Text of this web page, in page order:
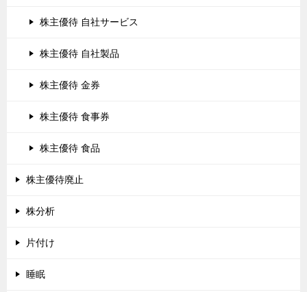
株主優待 自社サービス
株主優待 自社製品
株主優待 金券
株主優待 食事券
株主優待 食品
株主優待廃止
株分析
片付け
睡眠